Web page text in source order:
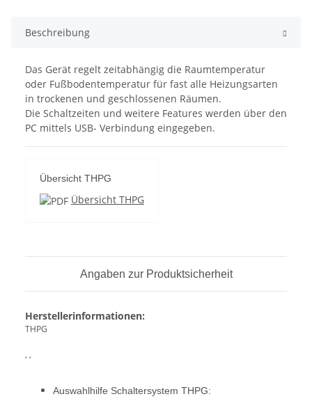
Beschreibung
Das Gerät regelt zeitabhängig die Raumtemperatur
oder Fußbodentemperatur für fast alle Heizungsarten
in trockenen und geschlossenen Räumen.
Die Schaltzeiten und weitere Features werden über den
PC mittels USB- Verbindung eingegeben.
Übersicht THPG
Übersicht THPG
Angaben zur Produktsicherheit
Herstellerinformationen:
THPG
, ,
Auswahlhilfe Schaltersystem THPG: